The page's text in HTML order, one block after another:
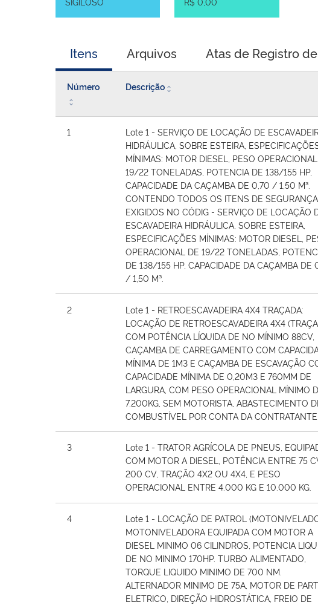
Itens Arquivos Atas de Registro
Número Descrição
1
Lote 1 - SERVIÇO DE LOCAÇÃO DE
HIDRÁULICA, SOBRE ESTEIRA,
MÍNIMAS: MOTOR DIESEL, PESO
19/22 TONELADAS, POTENCIA DE 138/155 HP,
CAPACIDADE DA CAÇAMBA DE 0,70 / 1,50 M³.
CONTENDO TODOS OS ITENS DE SEGURANÇA
EXIGIDOS NO CÓDIG - SERVIÇO DE LOCAÇÃO
ESCAVADEIRA HIDRÁULICA, SOBRE ESTEIRA,
ESPECIFICAÇÕES MÍNIMAS: MOTOR DIESEL,
OPERACIONAL DE 19/22 TONELADAS,
DE 138/155 HP, CAPACIDADE DA CAÇAMBA DE
/ 1,50 M³.
2
Lote 1 - RETROESCAVADEIRA 4X4 TRAÇADA:
LOCAÇÃO DE RETROESCAVADEIRA 4X4
COM POTÊNCIA LÍQUIDA DE NO MÍNIMO 88CV,
CAÇAMBA DE CARREGAMENTO COM
MÍNIMA DE 1M3 E CAÇAMBA DE ESCAVAÇÃO
CAPACIDADE MÍNIMA DE 0,20M3 E 760MM DE
LARGURA, COM PESO OPERACIONAL MÍNIMO
7.200KG, SEM MOTORISTA, ABASTECIMENTO
COMBUSTÍVEL POR CONTA DA CONTRATANTE.
3
Lote 1 - TRATOR AGRÍCOLA DE PNEUS,
COM MOTOR A DIESEL, POTÊNCIA ENTRE 75
200 CV, TRAÇÃO 4X2 OU 4X4, E PESO
OPERACIONAL ENTRE 4.000 KG E 10.000 KG.
4
Lote 1 - LOCAÇÃO DE PATROL
MOTONIVELADORA EQUIPADA COM MOTOR A
DIESEL MINIMO 06 CILINDROS, POTENCIA
DE NO MINIMO 170HP. TURBO ALIMENTADO,
TORQUE LIQUIDO MINIMO DE 700 NM.
ALTERNADOR MINIMO DE 75A, MOTOR DE
ELETRICO, DIREÇÃO HIDROSTÁTICA, FREIO DE